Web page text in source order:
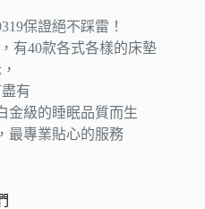
保證絕不踩雷！
有40款各式各樣的床墊
有
金級的睡眠品質而生
最專業貼心的服務